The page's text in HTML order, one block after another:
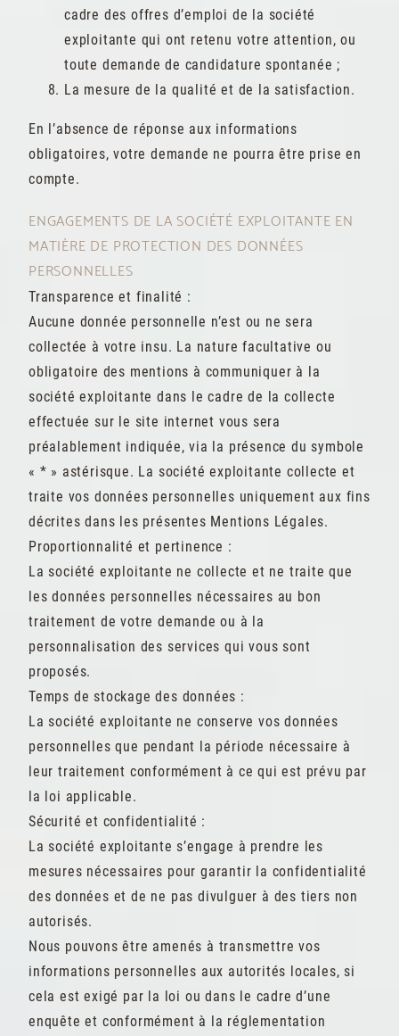
cadre des offres d’emploi de la société
exploitante qui ont retenu votre attention, ou
toute demande de candidature spontanée ;
La mesure de la qualité et de la satisfaction.
En l’absence de réponse aux informations
obligatoires, votre demande ne pourra être prise en
compte.
ENGAGEMENTS DE LA SOCIÉTÉ EXPLOITANTE EN
MATIÈRE DE PROTECTION DES DONNÉES
PERSONNELLES
Transparence et finalité :
Aucune donnée personnelle n’est ou ne sera
collectée à votre insu. La nature facultative ou
obligatoire des mentions à communiquer à la
société exploitante dans le cadre de la collecte
effectuée sur le site internet vous sera
préalablement indiquée, via la présence du symbole
« * » astérisque. La société exploitante collecte et
traite vos données personnelles uniquement aux fins
décrites dans les présentes Mentions Légales.
Proportionnalité et pertinence :
La société exploitante ne collecte et ne traite que
les données personnelles nécessaires au bon
traitement de votre demande ou à la
personnalisation des services qui vous sont
proposés.
Temps de stockage des données :
La société exploitante ne conserve vos données
personnelles que pendant la période nécessaire à
leur traitement conformément à ce qui est prévu par
la loi applicable.
Sécurité et confidentialité :
La société exploitante s’engage à prendre les
mesures nécessaires pour garantir la confidentialité
des données et de ne pas divulguer à des tiers non
autorisés.
Nous pouvons être amenés à transmettre vos
informations personnelles aux autorités locales, si
cela est exigé par la loi ou dans le cadre d’une
enquête et conformément à la réglementation